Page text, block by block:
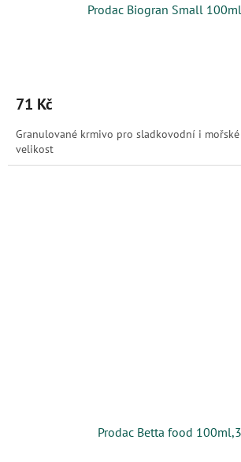
Prodac Biogran Small
71 Kč
Granulované krmivo pro sladkovodní i
velikost
Prodac Betta food